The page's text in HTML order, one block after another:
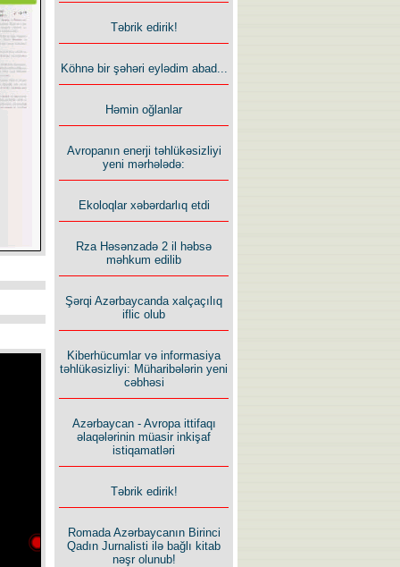
Təbrik edirik!
Köhnə bir şəhəri eylədim abad...
Həmin oğlanlar
Avropanın enerji təhlükəsizliyi
yeni mərhələdə:
Ekoloqlar xəbərdarlıq etdi
Rza Həsənzadə 2 il həbsə
məhkum edilib
Şərqi Azərbaycanda xalçaçılıq
iflic olub
Kiberhücumlar və informasiya
təhlükəsizliyi: Müharibələrin yeni
cəbhəsi
Azərbaycan - Avropa ittifaqı
əlaqələrinin müasir inkişaf
istiqamatləri
Təbrik edirik!
Romada Azərbaycanın Birinci
Qadın Jurnalisti ilə bağlı kitab
nəşr olunub!